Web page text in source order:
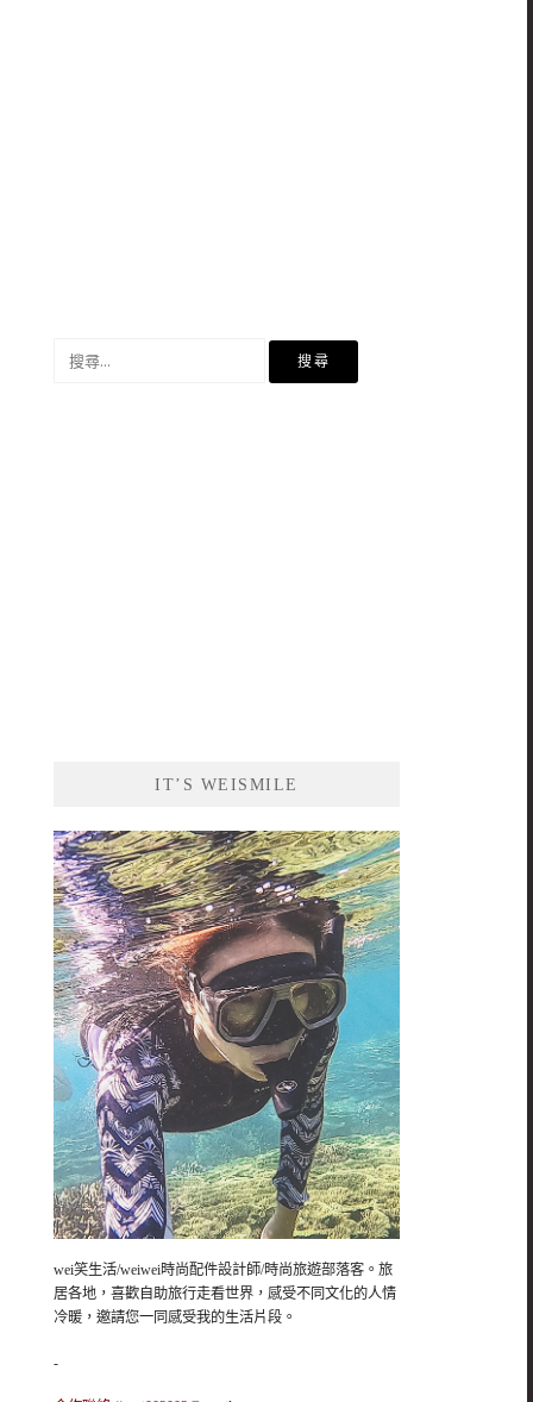
IT’S WEISMILE
wei笑生活/weiwei時尚配件設計師/時尚旅遊部落客。旅
居各地，喜歡自助旅行走看世界，感受不同文化的人情
冷暖，邀請您一同感受我的生活片段。
-